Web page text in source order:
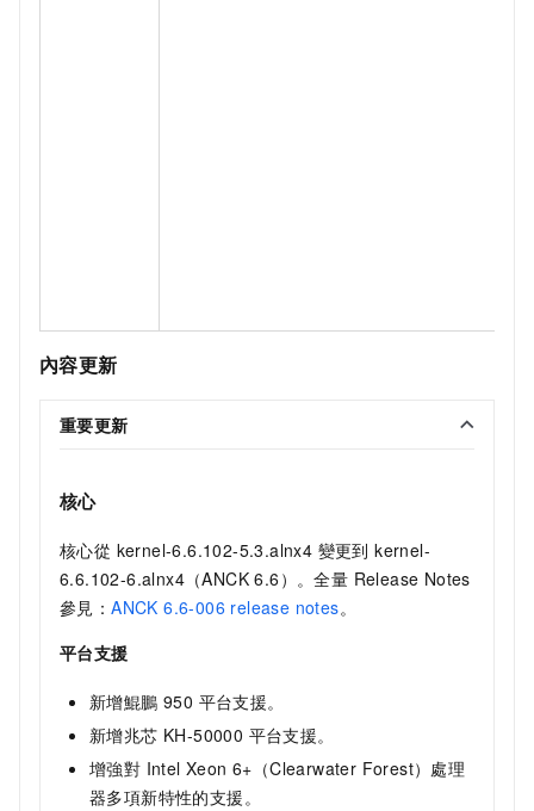
內容更新
重要更新
核心
核心從 kernel-6.6.102-5.3.alnx4 變更到 kernel-
6.6.102-6.alnx4（ANCK 6.6）。全量 Release Notes
參見：ANCK 6.6-006 release notes。
平台支援
新增鯤鵬 950 平台支援。
新增兆芯 KH-50000 平台支援。
增強對 Intel Xeon 6+（Clearwater Forest）處理
器多項新特性的支援。